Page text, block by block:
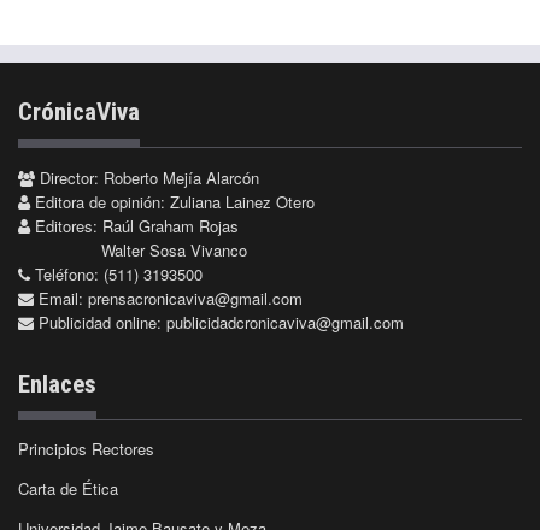
CrónicaViva
Director: Roberto Mejía Alarcón
Editora de opinión: Zuliana Lainez Otero
Editores: Raúl Graham Rojas
Walter Sosa Vivanco
Teléfono: (511) 3193500
Email: prensacronicaviva@gmail.com
Publicidad online: publicidadcronicaviva@gmail.com
Enlaces
Principios Rectores
Carta de Ética